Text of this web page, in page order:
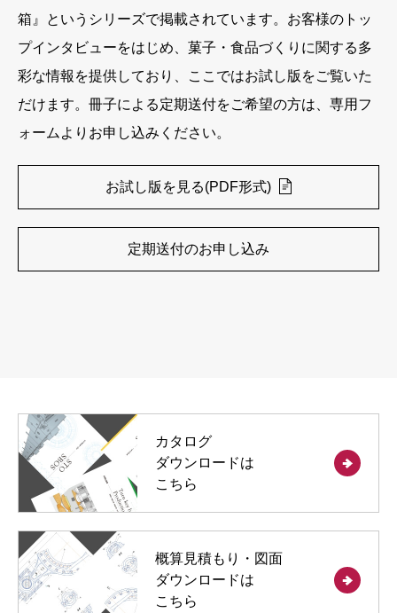
箱』というシリーズで掲載されています。お客様のトッ
プインタビューをはじめ、菓子・食品づくりに関する多
彩な情報を提供しており、ここではお試し版をご覧いた
だけます。冊子による定期送付をご希望の方は、専用フ
ォームよりお申し込みください。
お試し版を見る(PDF形式)
定期送付のお申し込み
カタログ
ダウンロードは
こちら
概算見積もり・図面
ダウンロードは
こちら